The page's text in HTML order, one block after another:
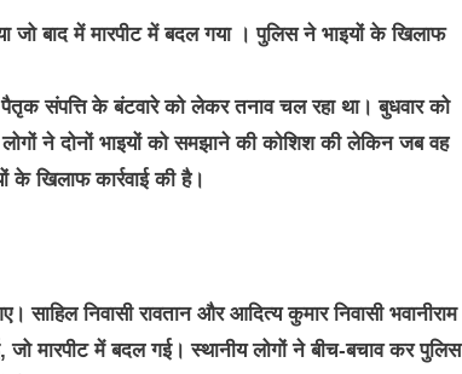
जो बाद में मारपीट में बदल गया । पुलिस ने भाइयों के खिलाफ
संपत्ति के बंटवारे को लेकर तनाव चल रहा था। बुधवार को
लोगों ने दोनों भाइयों को समझाने की कोशिश की लेकिन जब वह
के खिलाफ कार्रवाई की है।
निवासी रावतान और आदित्य कुमार निवासी भवानीराम
मारपीट में बदल गई। स्थानीय लोगों ने बीच-बचाव कर पुलिस